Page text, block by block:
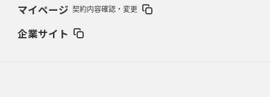
2026年2月5日(木)更新
占い方
マイページ 契約内容確認・変更
企業サイト